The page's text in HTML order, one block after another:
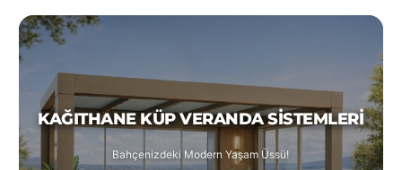
KAĞITHANE KÜP VERANDA SISTEMLERI
Bahçenizdeki Modern Yaşam Üssü!
Czech
Republic
Netherlands
Poland
Romania